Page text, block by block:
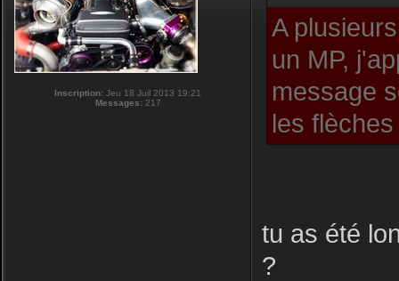
Inscription: Jeu 18 Juil 2013 19:21
Messages:217
A
un MP,
message
les
tu as été
?